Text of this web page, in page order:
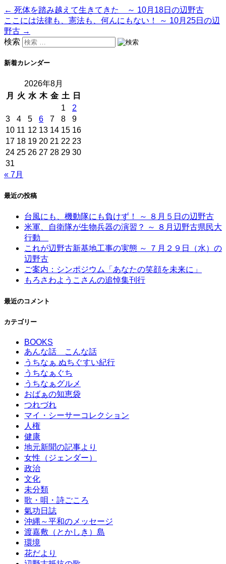
← 死体を踏み越えて生きてきた ～ 10月18日の辺野古
ここには法律も、憲法も、何んにもない！ ～ 10月25日の辺
野古 →
検索
新着カレンダー
2026年8月
月
火 水 木 金 土
日
1
2
3
4 5 6 7 8
9
10 11 12 13 14 15 16
17 18 19 20 21 22 23
24 25 26 27 28 29 30
31
« 7月
最近の投稿
台風にも、機動隊にも負けず！ ～ ８月５日の辺野古
米軍、自衛隊が生物兵器の演習？ ～ ８月辺野古県民大
行動
これが辺野古新基地工事の実態 ～ ７月２９日（水）の
辺野古
ご案内：シンポジウム「あなたの笑顔を未来に」
もろさわようこさんの追悼集刊行
最近のコメント
カテゴリー
BOOKS
あんな話 こんな話
うちなぁ ぬちぐすい紀行
うちなぁぐち
うちなぁグルメ
おばぁの知恵袋
つれづれ
マイ・シーサーコレクション
人権
健康
地元新聞の記事より
女性（ジェンダー）
政治
文化
未分類
歌・唄・詩ごころ
氣功日誌
沖縄～平和のメッセージ
渡嘉敷（とかしき）島
環境
花だより